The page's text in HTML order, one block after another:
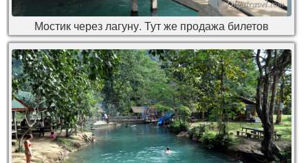
Мостик через лагуну. Тут же продажа билетов